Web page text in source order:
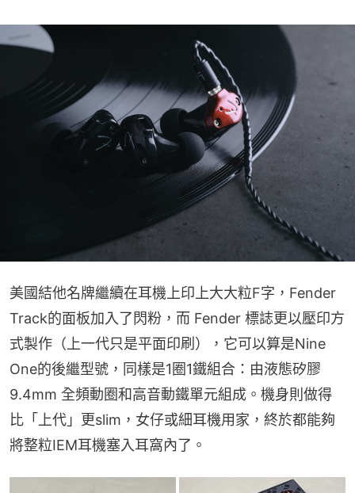
美國結他名牌繼續在耳機上印上大大粒F字，Fender
Track的面板加入了閃粉，而 Fender 標誌更以壓印方
式製作（上一代只是平面印刷），它可以算是Nine
One的後繼型號，同樣是1圈1鐵組合：由液態矽膠
9.4mm 全頻動圈和高音動鐵單元組成。機身則做得
比「上代」更slim，女仔或細耳機用家，終於都能夠
將整粒IEM耳機塞入耳窩內了。